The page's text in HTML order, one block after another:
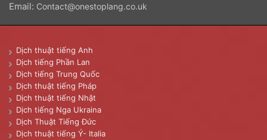
Email: Contact@onestoplang.co.uk
Dịch thuật tiếng Anh
Dịch tiếng Phần Lan
Dịch tiếng Trung Quốc
Dịch thuật tiếng Pháp
Dịch thuật tiếng Nhật
Dịch tiếng Nga Ukraina
Dịch Thuật Tiếng Đức
Dịch thuật tiếng Ý- Italia